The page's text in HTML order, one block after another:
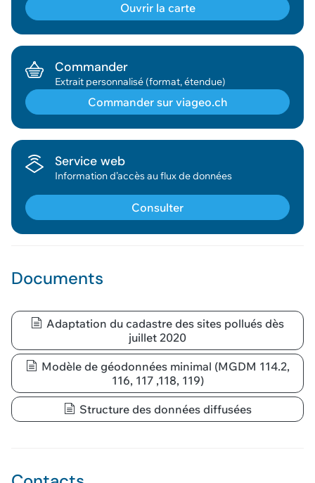
Documents
Adaptation du cadastre des sites pollués dès
juillet 2020
Modèle de géodonnées minimal (MGDM 114.2,
116, 117 ,118, 119)
Structure des données diffusées
Ouvrir la carte
Commander
Extrait personnalisé (format, étendue)
Commander sur viageo.ch
Géodonnée ajoutée au panier !
Voir le panier
Service web
Information d’accès au flux de données
Consulter